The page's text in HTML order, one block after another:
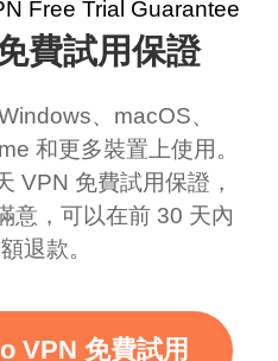
這個
到驚
個驚
，你
給我
快的
已經
無疑
。最
我到
任何
。
費試用保證
、macOS、
和更多裝置上使用。
VPN 免費試用保證，
意，可以在前 30 天內
退款。
VPN 免費試用